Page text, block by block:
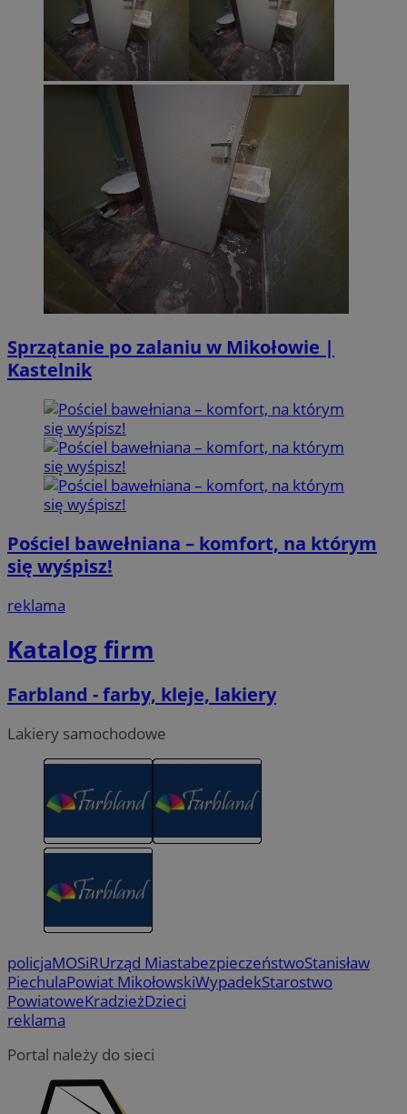
Sprzątanie po zalaniu w Mikołowie |
Kastelnik
Pościel bawełniana – komfort, na którym
się wyśpisz!
reklama
Katalog firm
Farbland - farby, kleje, lakiery
Lakiery samochodowe
policjaMOSiRUrząd MiastabezpieczeństwoStanisław
PiechulaPowiat MikołowskiWypadekStarostwo
PowiatoweKradzieżDzieci
reklama
Portal należy do sieci